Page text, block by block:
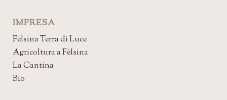
IMPRESA
Fèlsina Terra di Luce
Agricoltura a Fèlsina
La Cantina
Bio